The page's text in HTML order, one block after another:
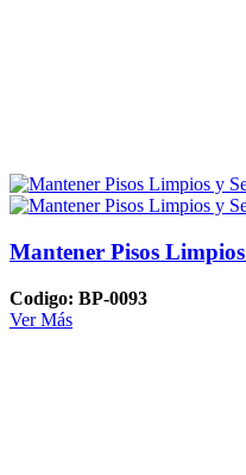
Mantener Pisos
Codigo: BP-0093
Ver Más